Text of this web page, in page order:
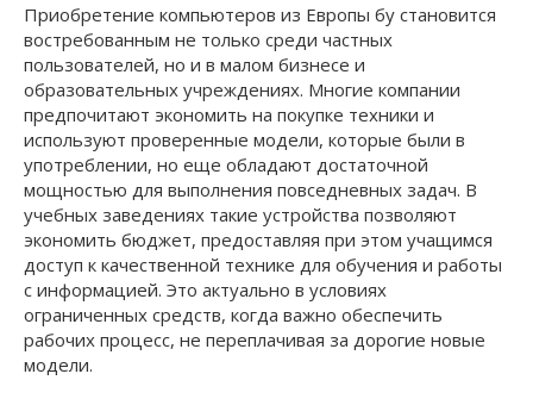
Приобретение компьютеров из Европы бу становится
востребованным не только среди частных
пользователей, но и в малом бизнесе и
образовательных учреждениях. Многие компании
предпочитают экономить на покупке техники и
используют проверенные модели, которые были в
употреблении, но еще обладают достаточной
мощностью для выполнения повседневных задач. В
учебных заведениях такие устройства позволяют
экономить бюджет, предоставляя при этом учащимся
доступ к качественной технике для обучения и работы
с информацией. Это актуально в условиях
ограниченных средств, когда важно обеспечить
рабочих процесс, не переплачивая за дорогие новые
модели.